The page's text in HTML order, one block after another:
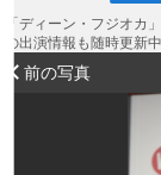
「ディーン・フジオカ
の出演情報も随時更新中
前の写真